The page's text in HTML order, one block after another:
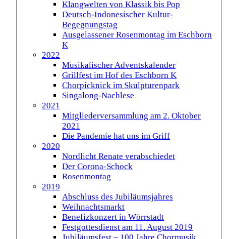
Klangwelten von Klassik bis Pop
Deutsch-Indonesischer Kultur-
Begegnungstag
Ausgelassener Rosenmontag im Eschborn
K
2022
Musikalischer Adventskalender
Grillfest im Hof des Eschborn K
Chorpicknick im Skulpturenpark
Singalong-Nachlese
2021
Mitgliederversammlung am 2. Oktober
2021
Die Pandemie hat uns im Griff
2020
Nordlicht Renate verabschiedet
Der Corona-Schock
Rosenmontag
2019
Abschluss des Jubiläumsjahres
Weihnachtsmarkt
Benefizkonzert in Wörrstadt
Festgottesdienst am 11. August 2019